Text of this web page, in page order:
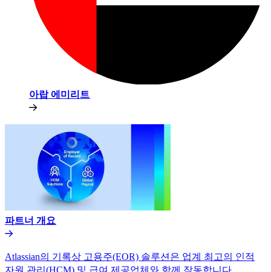
아랍 에미리트​​
파트너 개요​​
Atlassian의 기록상 고용주(EOR) 솔루션은 업계 최고의 인적
자원 관리(HCM) 및 급여 제공업체와 함께 작동합니다.​​